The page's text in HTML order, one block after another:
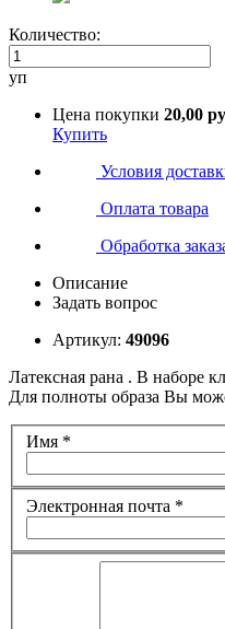
Количество:
уп
Цена покупки 20,00
Купить
Условия
Оплата товара
Обработка
Описание
Задать вопрос
Артикул: 49096
Латексная рана . В наборе
Для полноты образа Вы
Имя *
Электронная почта *